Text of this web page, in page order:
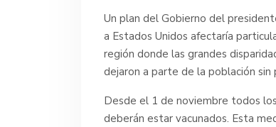
Un plan del Gobierno del
a Estados Unidos afectaría
región donde las grandes
dejaron a parte de la población
Desde el 1 de noviembre todos
deberán estar vacunados. Esta